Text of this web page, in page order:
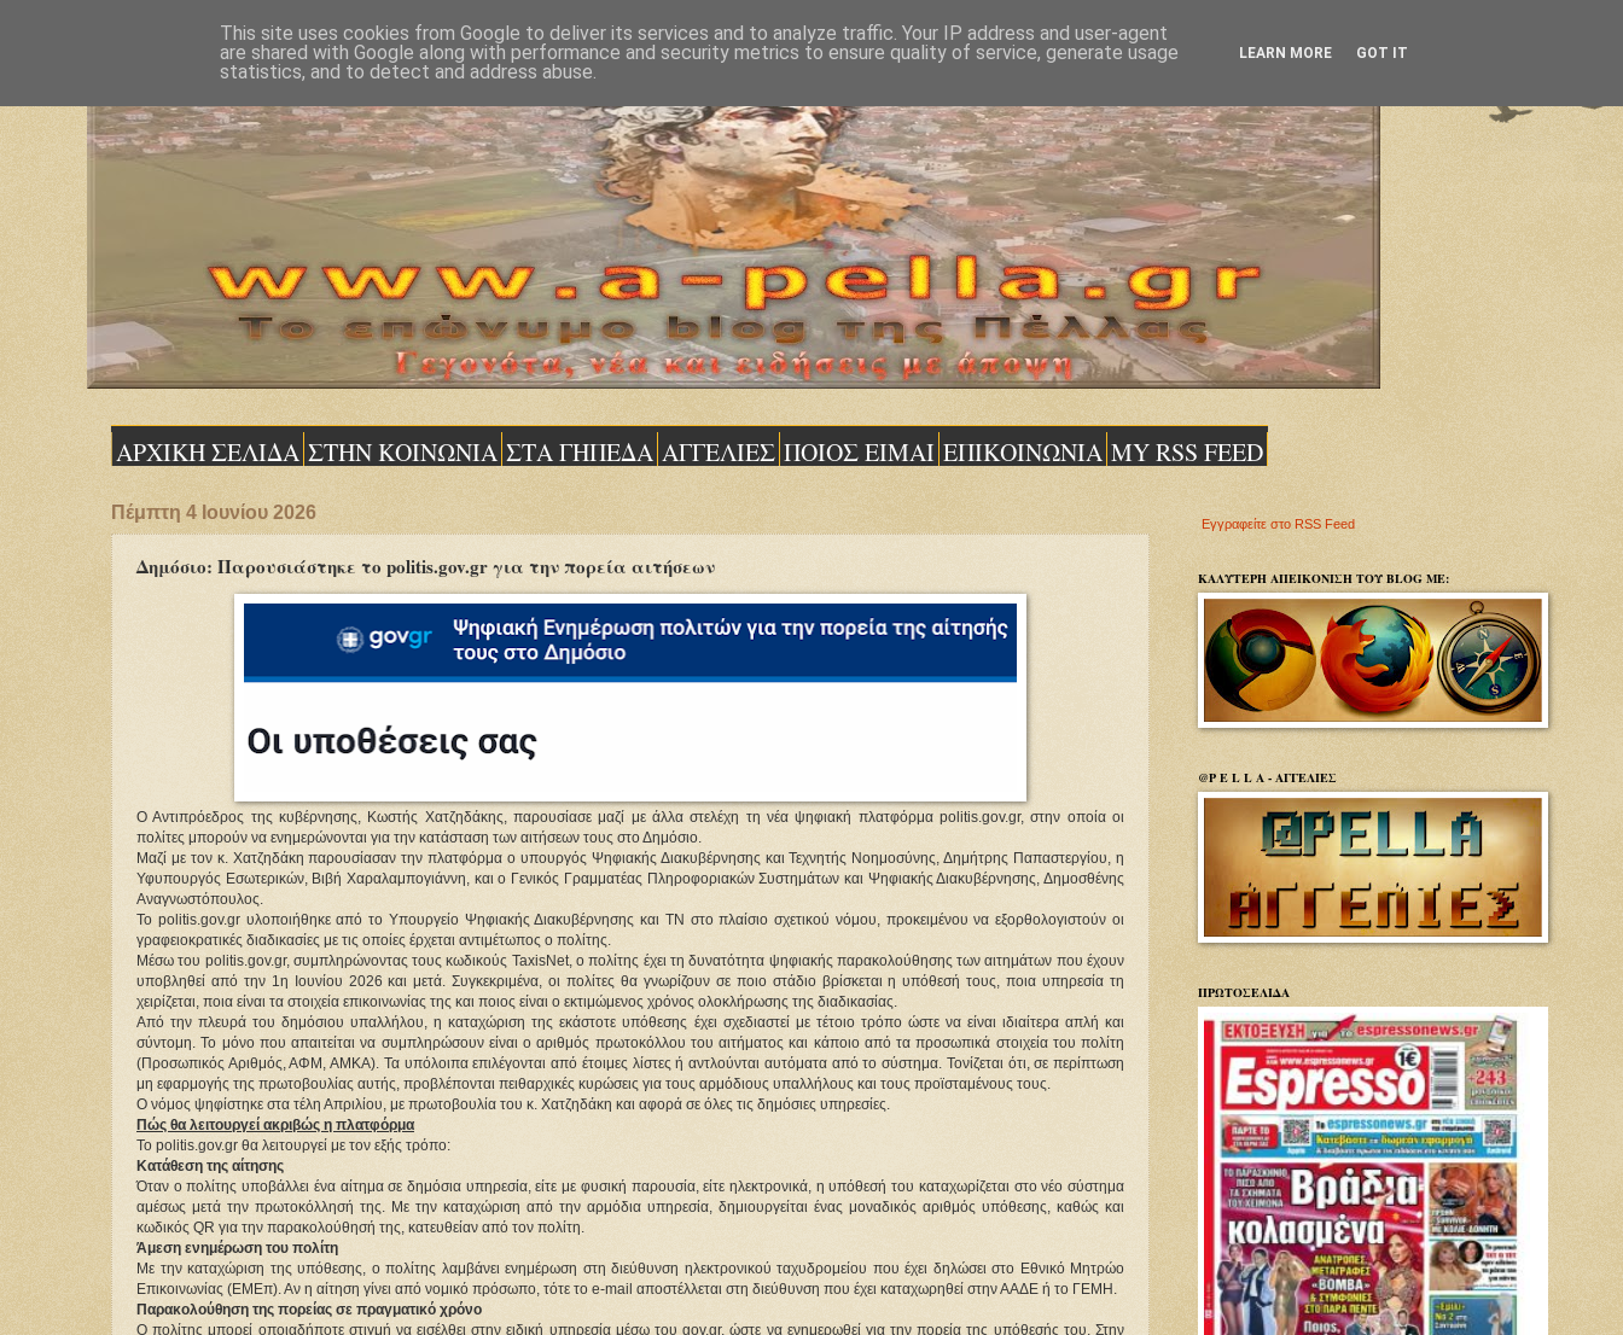
ΑΡΧΙΚΗ ΣΕΛΙΔΑ ΣΤΗΝ ΚΟΙΝΩΝΙΑ ΣΤΑ ΓΗΠΕΔΑ ΑΓΓΕΛΙΕΣ ΠΟΙΟΣ ΕΙΜΑΙ ΕΠΙΚΟΙΝΩΝΙΑ MY RSS FEED
Πέμπτη 4 Ιουνίου 2026
Δημόσιο: Παρουσιάστηκε το politis.gov.gr για την πορεία αιτήσεων
Ο Αντιπρόεδρος της κυβέρνησης, Κωστής Χατζηδάκης, παρουσίασε μαζί με άλλα στελέχη τη νέα ψηφιακή πλατφόρμα politis.gov.gr, στην οποία οι
πολίτες μπορούν να ενημερώνονται για την κατάσταση των αιτήσεων τους στο Δημόσιο.
Μαζί με τον κ. Χατζηδάκη παρουσίασαν την πλατφόρμα ο υπουργός Ψηφιακής Διακυβέρνησης και Τεχνητής Νοημοσύνης, Δημήτρης Παπαστεργίου, η
Υφυπουργός Εσωτερικών, Βιβή Χαραλαμπογιάννη, και ο Γενικός Γραμματέας Πληροφοριακών Συστημάτων και Ψηφιακής Διακυβέρνησης, Δημοσθένης
Αναγνωστόπουλος.
Το politis.gov.gr υλοποιήθηκε από το Υπουργείο Ψηφιακής Διακυβέρνησης και ΤΝ στο πλαίσιο σχετικού νόμου, προκειμένου να εξορθολογιστούν οι
γραφειοκρατικές διαδικασίες με τις οποίες έρχεται αντιμέτωπος ο πολίτης.
Μέσω του politis.gov.gr, συμπληρώνοντας τους κωδικούς TaxisNet, ο πολίτης έχει τη δυνατότητα ψηφιακής παρακολούθησης των αιτημάτων που έχουν
υποβληθεί από την 1η Ιουνίου 2026 και μετά. Συγκεκριμένα, οι πολίτες θα γνωρίζουν σε ποιο στάδιο βρίσκεται η υπόθεσή τους, ποια υπηρεσία τη
χειρίζεται, ποια είναι τα στοιχεία επικοινωνίας της και ποιος είναι ο εκτιμώμενος χρόνος ολοκλήρωσης της διαδικασίας.
Από την πλευρά του δημόσιου υπαλλήλου, η καταχώριση της εκάστοτε υπόθεσης έχει σχεδιαστεί με τέτοιο τρόπο ώστε να είναι ιδιαίτερα απλή και
σύντομη. Το μόνο που απαιτείται να συμπληρώσουν είναι ο αριθμός πρωτοκόλλου του αιτήματος και κάποιο από τα προσωπικά στοιχεία του πολίτη
(Προσωπικός Αριθμός, ΑΦΜ, ΑΜΚΑ). Τα υπόλοιπα επιλέγονται από έτοιμες λίστες ή αντλούνται αυτόματα από το σύστημα. Τονίζεται ότι, σε περίπτωση
μη εφαρμογής της πρωτοβουλίας αυτής, προβλέπονται πειθαρχικές κυρώσεις για τους αρμόδιους υπαλλήλους και τους προϊσταμένους τους.
Ο νόμος ψηφίστηκε στα τέλη Απριλίου, με πρωτοβουλία του κ. Χατζηδάκη και αφορά σε όλες τις δημόσιες υπηρεσίες.
Πώς θα λειτουργεί ακριβώς η πλατφόρμα
Το politis.gov.gr θα λειτουργεί με τον εξής τρόπο:
Κατάθεση της αίτησης
Όταν ο πολίτης υποβάλλει ένα αίτημα σε δημόσια υπηρεσία, είτε με φυσική παρουσία, είτε ηλεκτρονικά, η υπόθεσή του καταχωρίζεται στο νέο σύστημα
αμέσως μετά την πρωτοκόλλησή της. Με την καταχώριση από την αρμόδια υπηρεσία, δημιουργείται ένας μοναδικός αριθμός υπόθεσης, καθώς και
κωδικός QR για την παρακολούθησή της, κατευθείαν από τον πολίτη.
Άμεση ενημέρωση του πολίτη
Με την καταχώριση της υπόθεσης, ο πολίτης λαμβάνει ενημέρωση στη διεύθυνση ηλεκτρονικού ταχυδρομείου που έχει δηλώσει στο Εθνικό Μητρώο
Επικοινωνίας (ΕΜΕπ). Αν η αίτηση γίνει από νομικό πρόσωπο, τότε το e-mail αποστέλλεται στη διεύθυνση που έχει καταχωρηθεί στην ΑΑΔΕ ή το ΓΕΜΗ.
Παρακολούθηση της πορείας σε πραγματικό χρόνο
Ο πολίτης μπορεί οποιαδήποτε στιγμή να εισέλθει στην ειδική υπηρεσία μέσω του gov.gr, ώστε να ενημερωθεί για την πορεία της υπόθεσής του. Στην
Εγγραφείτε στο RSS Feed
ΚΑΛΥΤΕΡΗ ΑΠΕΙΚΟΝΙΣΗ ΤΟΥ BLOG ΜΕ:
@P E L L A - ΑΓΓΕΛΙΕΣ
ΠΡΩΤΟΣΕΛΙΔΑ
This site uses cookies from Google to deliver its services and to analyze traffic. Your IP address and user-agent
are shared with Google along with performance and security metrics to ensure quality of service, generate usage
statistics, and to detect and address abuse.
LEARN MORE GOT IT